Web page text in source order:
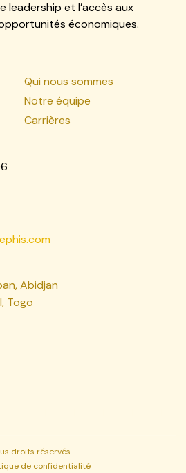
leadership et l’accès aux
économiques.
Qui nous sommes
Notre équipe
Carrières
Abidjan
Togo
droits réservés.
de confidentialité